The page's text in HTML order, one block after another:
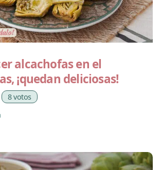
alcachofas en el
¡quedan deliciosas!
8 votos